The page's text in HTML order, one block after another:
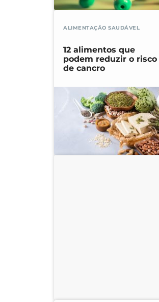
ALIMENTAÇÃO SAUDÁVEL
12 alimentos que
podem reduzir o risco
de cancro